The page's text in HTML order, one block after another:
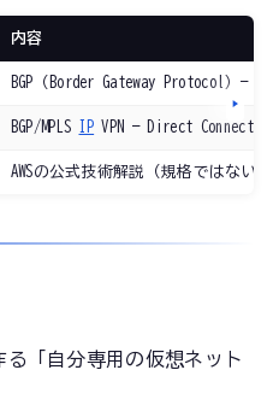
内容
BGP（Border Gateway Protocol）—
BGP/MPLS IP VPN — Direct Connect
AWSの公式技術解説（規格ではない
る「自分専用の仮想ネット